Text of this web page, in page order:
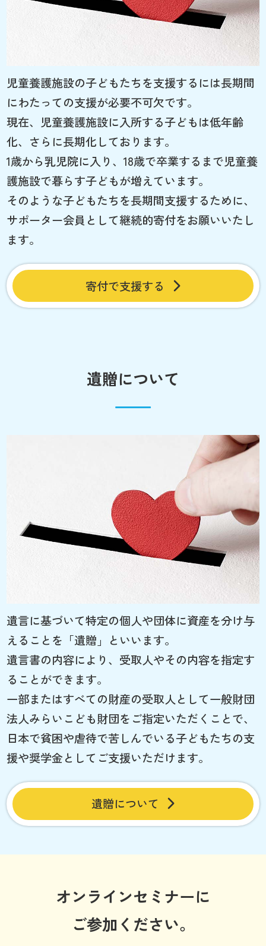
児童養護施設の子どもたちを支援するには長期間
にわたっての支援が必要不可欠です。
現在、児童養護施設に入所する子どもは低年齢
化、さらに長期化しております。
1歳から乳児院に入り、18歳で卒業するまで児童養
護施設で暮らす子どもが増えています。
そのような子どもたちを長期間支援するために、
サポーター会員として継続的寄付をお願いいたし
ます。
寄付で支援する
遺贈について
遺言に基づいて特定の個人や団体に資産を分け与
えることを「遺贈」といいます。
遺言書の内容により、受取人やその内容を指定す
ることができます。
一部またはすべての財産の受取人として一般財団
法人みらいこども財団をご指定いただくことで、
日本で貧困や虐待で苦しんでいる子どもたちの支
援や奨学金としてご支援いただけます。
遺贈について
オンラインセミナーに
ご参加ください。